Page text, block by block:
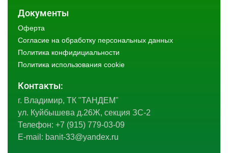
Документы
Оферта
Согласие на обработку персональных данных
Политика конфидициальности
Политика использования cookie
Контакты:
г. Владимир, ТК "ТАНДЕМ"
ул. Куйбышева д.26Ж, секция ЗС-2
Телефон: +7 (915) 779-03-09
E-mail: banit-33@yandex.ru